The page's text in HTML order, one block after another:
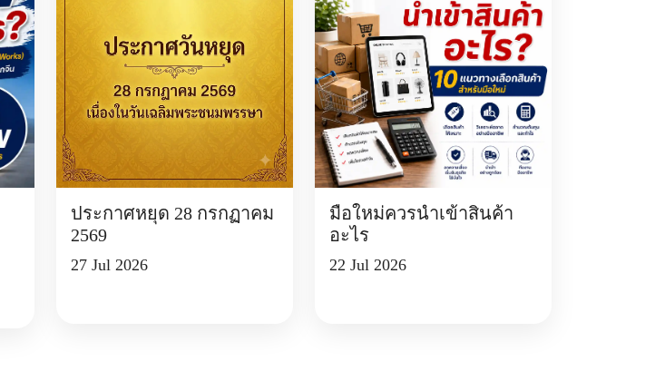
ประกาศหยุด 28 กรกฏาคม
2569
27 Jul 2026
มือใหม่ควรนำเข้าสินค้า
อะไร
22 Jul 2026